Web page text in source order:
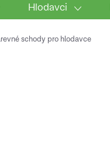
Hlodavci
schody pro hlodavce